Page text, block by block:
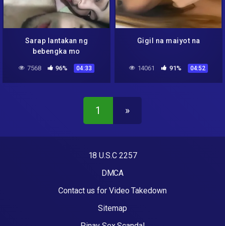
Sarap lantakan ng
bebengka mo
7568 96% 04:33
Gigil na maiyot na
14061 91% 04:52
1 »
18 U.S.C 2257
DMCA
Contact us for Video Takedown
Sitemap